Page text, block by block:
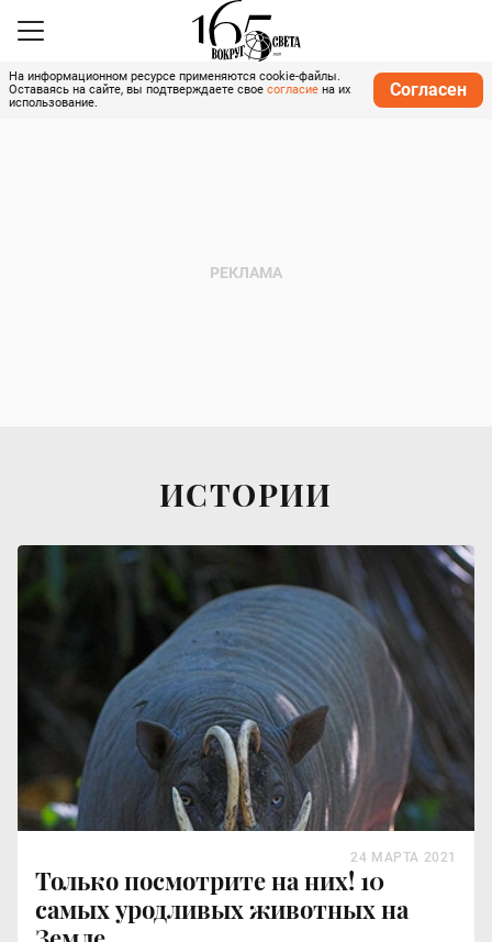
На информационном ресурсе применяются cookie-файлы.
Оставаясь на сайте, вы подтверждаете свое согласие на их
использование.
Согласен
ИСТОРИИ
Только посмотрите на них! 10
самых уродливых животных на
24 МАРТА 2021